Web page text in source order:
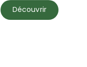
Découvrir